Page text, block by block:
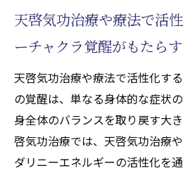
天啓気功治療や療法で活
ーチャクラ覚醒がもたら
天啓気功治療や療法で活性化す
の覚醒は、単なる身体的な症状
身全体のバランスを取り戻す大
啓気功治療では、天啓気功治療
ダリニーエネルギーの活性化を